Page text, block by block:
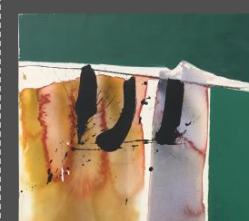
Afbeelding